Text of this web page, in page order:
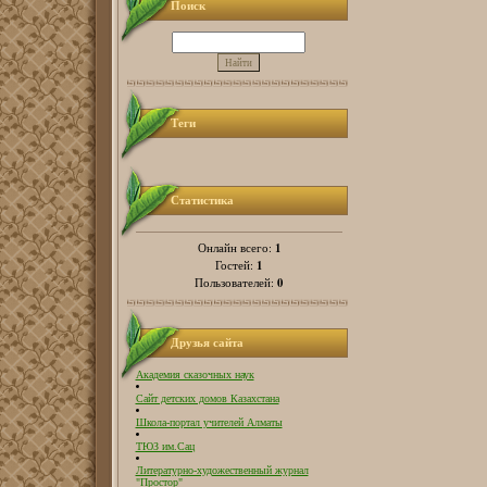
Поиск
Теги
Статистика
Онлайн всего: 1
Гостей: 1
Пользователей: 0
Друзья сайта
Академия сказочных наук
Сайт детских домов Казахстана
Школа-портал учителей Алматы
ТЮЗ им.Сац
Литературно-художественный журнал
"Простор"